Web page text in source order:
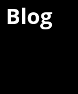
Blog